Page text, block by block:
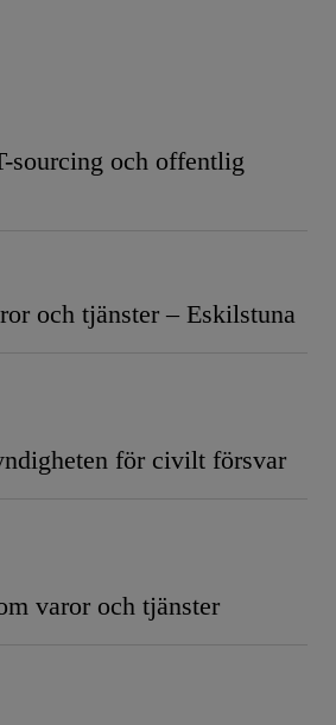
sourcing och offentlig
och tjänster – Eskilstuna
för civilt försvar
varor och tjänster